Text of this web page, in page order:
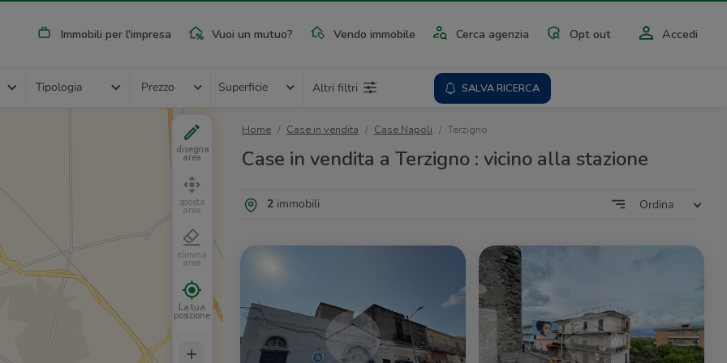
Immobili per l'impresa Vuoi un mutuo? Vendo immobile Cerca agenzia Opt out Accedi
Tipologia Prezzo Superficie Altri filtri SALVA RICERCA
Home Case in vendita Case Napoli Terzigno
Case in vendita a Terzigno : vicino alla stazione
2immobili Ordina
disegna
area
sposta
area
elimina
area
La tua
posizione
+